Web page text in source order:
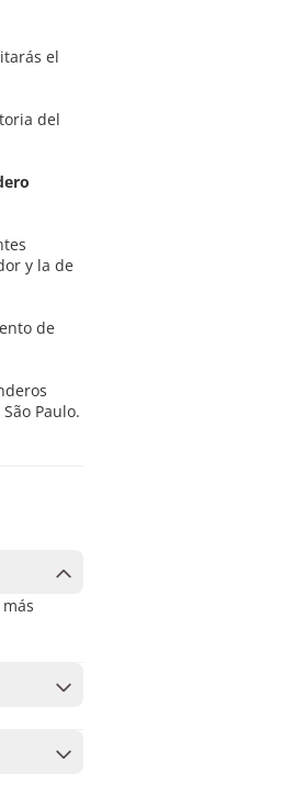
el
del
y la de
de
Paulo.